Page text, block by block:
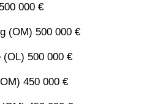
000 €
(OM) 500 000 €
(OL) 500 000 €
450 000 €